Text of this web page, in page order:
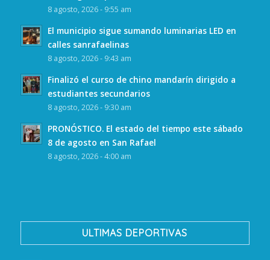
8 agosto, 2026 - 9:55 am
El municipio sigue sumando luminarias LED en
calles sanrafaelinas
8 agosto, 2026 - 9:43 am
Finalizó el curso de chino mandarín dirigido a
estudiantes secundarios
8 agosto, 2026 - 9:30 am
PRONÓSTICO. El estado del tiempo este sábado
8 de agosto en San Rafael
8 agosto, 2026 - 4:00 am
ULTIMAS DEPORTIVAS